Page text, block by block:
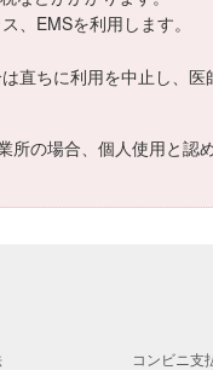
、EMSを利用します。
直ちに利用を中止し、医
の場合、個人使用と
コンビニ支